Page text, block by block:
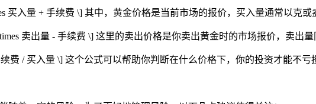
买入量 + 手续费 \] 其中，黄金价格是当前市场的报价，买入量通常以克
卖出量 - 手续费 \] 这里的卖出价格是你卖出黄金时的市场报价，卖出
费 / 买入量 \] 这个公式可以帮助你判断在什么价格下，你的投资才能不